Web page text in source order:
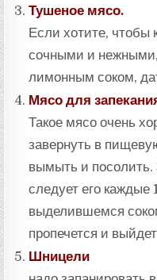
Тушеное мясо.
Если хотите, чтобы
сочными и
лимонным соком,
Мясо для
Такое мясо очень
завернуть в
вымыть и посолить.
следует его каждые
выделившемся
пропечется и
Шницели